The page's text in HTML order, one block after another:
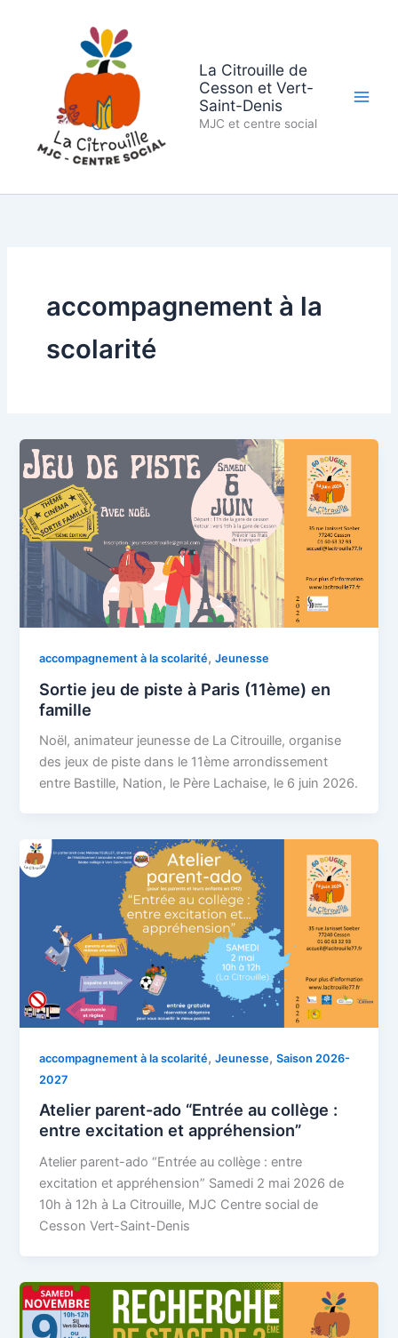
La Citrouille de
Cesson et Vert-
Saint-Denis
MJC et centre social
accompagnement à la
scolarité
accompagnement à la scolarité,Jeunesse
Sortie jeu de piste à Paris (11ème) en
famille
Noël, animateur jeunesse de La Citrouille, organise
des jeux de piste dans le 11ème arrondissement
entre Bastille, Nation, le Père Lachaise, le 6 juin 2026.
accompagnement à la scolarité,Jeunesse,Saison 2026-
2027
Atelier parent-ado “Entrée au collège :
entre excitation et appréhension”
Atelier parent-ado “Entrée au collège : entre
excitation et appréhension” Samedi 2 mai 2026 de
10h à 12h à La Citrouille, MJC Centre social de
Cesson Vert-Saint-Denis